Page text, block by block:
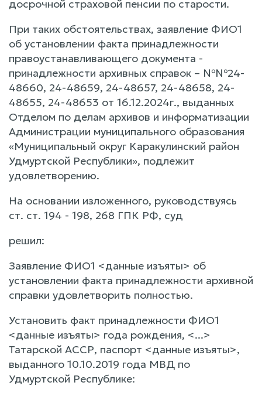
досрочной страховой пенсии по старости.
При таких обстоятельствах, заявление ФИО1
об установлении факта принадлежности
правоустанавливающего документа -
принадлежности архивных справок – №№24-
48660, 24-48659, 24-48657, 24-48658, 24-
48655, 24-48653 от 16.12.2024г., выданных
Отделом по делам архивов и информатизации
Администрации муниципального образования
«Муниципальный округ Каракулинский район
Удмуртской Республики», подлежит
удовлетворению.
На основании изложенного, руководствуясь
ст. ст. 194 - 198, 268 ГПК РФ, суд
решил:
Заявление ФИО1 <данные изъяты> об
установлении факта принадлежности архивной
справки удовлетворить полностью.
Установить факт принадлежности ФИО1
<данные изъяты> года рождения, <...>
Татарской АССР, паспорт <данные изъяты>,
выданного 10.10.2019 года МВД по
Удмуртской Республике: